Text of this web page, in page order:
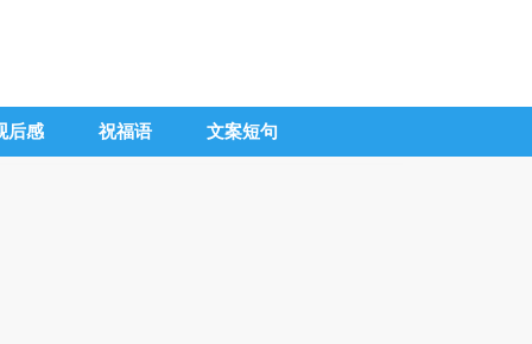
后感 祝福语 文案短句